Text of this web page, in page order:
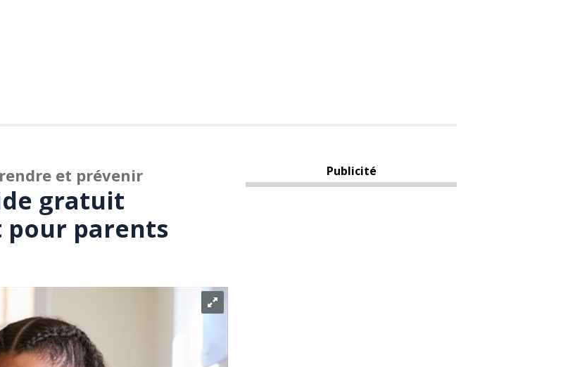
et prévenir
gratuit
pour parents
Publicité